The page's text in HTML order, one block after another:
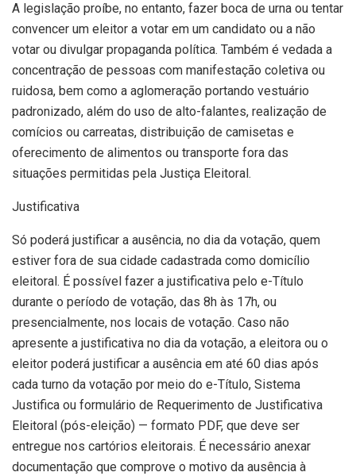
A legislação proíbe, no entanto, fazer boca de urna ou tentar
convencer um eleitor a votar em um candidato ou a não
votar ou divulgar propaganda política. Também é vedada a
concentração de pessoas com manifestação coletiva ou
ruidosa, bem como a aglomeração portando vestuário
padronizado, além do uso de alto-falantes, realização de
comícios ou carreatas, distribuição de camisetas e
oferecimento de alimentos ou transporte fora das
situações permitidas pela Justiça Eleitoral.
Justificativa
Só poderá justificar a ausência, no dia da votação, quem
estiver fora de sua cidade cadastrada como domicílio
eleitoral. É possível fazer a justificativa pelo e-Título
durante o período de votação, das 8h às 17h, ou
presencialmente, nos locais de votação. Caso não
apresente a justificativa no dia da votação, a eleitora ou o
eleitor poderá justificar a ausência em até 60 dias após
cada turno da votação por meio do e-Título, Sistema
Justifica ou formulário de Requerimento de Justificativa
Eleitoral (pós-eleição) — formato PDF, que deve ser
entregue nos cartórios eleitorais. É necessário anexar
documentação que comprove o motivo da ausência à